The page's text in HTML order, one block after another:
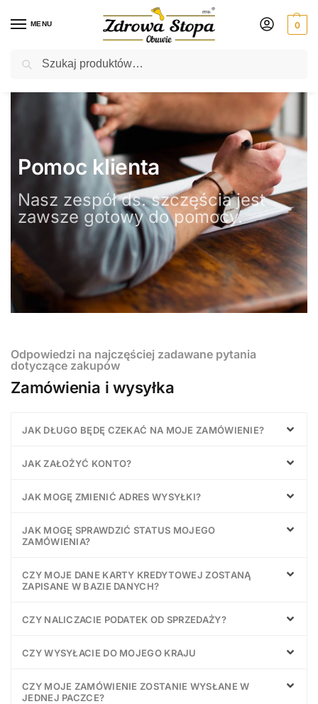
MENU 0
Rabat ⚡ 5% kod: ZDROWASTOPA (na obuwie poza promocją)
Pomoc klienta
Nasz zespół ds. szczęścia jest
zawsze gotowy do pomocy.
Odpowiedzi na najczęściej zadawane pytania
dotyczące zakupów
Zamówienia i wysyłka
JAK DŁUGO BĘDĘ CZEKAĆ NA MOJE ZAMÓWIENIE?
JAK ZAŁOŻYĆ KONTO?
JAK MOGĘ ZMIENIĆ ADRES WYSYŁKI?
JAK MOGĘ SPRAWDZIĆ STATUS MOJEGO
ZAMÓWIENIA?
CZY MOJE DANE KARTY KREDYTOWEJ ZOSTANĄ
ZAPISANE W BAZIE DANYCH?
CZY NALICZACIE PODATEK OD SPRZEDAŻY?
CZY WYSYŁACIE DO MOJEGO KRAJU
CZY MOJE ZAMÓWIENIE ZOSTANIE WYSŁANE W
JEDNEJ PACZCE?